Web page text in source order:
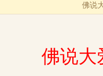
佛说
佛说大